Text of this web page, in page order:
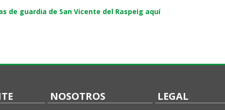
de guardia de San Vicente del Raspeig aquí
NOSOTROS LEGAL